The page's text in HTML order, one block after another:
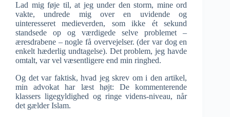
Lad mig føje til, at jeg under den storm, mine ord
vakte, undrede mig over en uvidende og
uinteresseret medieverden, som ikke ét sekund
standsede op og værdigede selve problemet –
æresdrabene – nogle få overvejelser. (der var dog en
enkelt hæderlig undtagelse). Det problem, jeg havde
omtalt, var vel væsentligere end min ringhed.
Og det var faktisk, hvad jeg skrev om i den artikel,
min advokat har læst højt: De kommenterende
klassers ligegyldighed og ringe videns-niveau, når
det gælder Islam.